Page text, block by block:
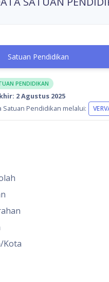
Satuan Pendidikan
PENDIDIKAN
2 Agustus 2025
Satuan Pendidikan melalui:
Kota